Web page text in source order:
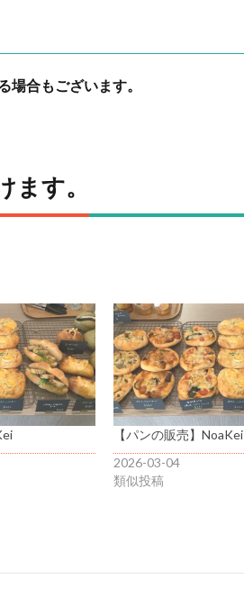
合もございます。
す。
【パンの販売】NoaKei
2026-03-04
類似投稿